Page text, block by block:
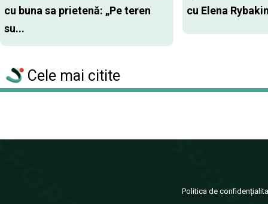
cu buna sa prietenă: „Pe teren
su...
cu Elena
Cele mai citite
Politica de